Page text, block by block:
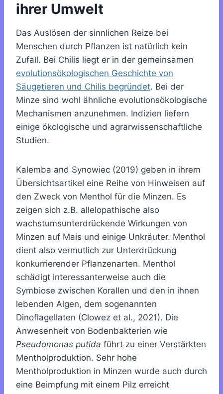
ihrer Umwelt
Das Auslösen der sinnlichen Reize bei
Menschen durch Pflanzen ist natürlich kein
Zufall. Bei Chilis liegt er in der gemeinsamen
evolutionsökologischen Geschichte von
Säugetieren und Chilis begründet. Bei der
Minze sind wohl ähnliche evolutionsökologische
Mechanismen anzunehmen. Indizien liefern
einige ökologische und agrarwissenschaftliche
Studien.
Kalemba and Synowiec (2019) geben in ihrem
Übersichtsartikel eine Reihe von Hinweisen auf
den Zweck von Menthol für die Minzen. Es
zeigen sich z.B. allelopathische also
wachstumsunterdrückende Wirkungen von
Minzen auf Mais und einige Unkräuter. Menthol
dient also vermutlich zur Unterdrückung
konkurrierender Pflanzenarten. Menthol
schädigt interessanterweise auch die
Symbiose zwischen Korallen und den in ihnen
lebenden Algen, dem sogenannten
Dinoflagellaten (Clowez et al., 2021). Die
Anwesenheit von Bodenbakterien wie
Pseudomonas putida führt zu einer Verstärkten
Mentholproduktion. Sehr hohe
Mentholproduktion in Minzen wurde auch durch
eine Beimpfung mit einem Pilz erreicht